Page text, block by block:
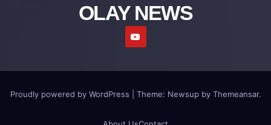
OLAY NEWS
Proudly powered by WordPress Theme: Newsup by Themeansar.